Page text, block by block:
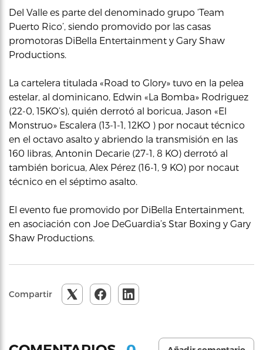
Del Valle es parte del denominado grupo ‘Team
Puerto Rico’, siendo promovido por las casas
promotoras DiBella Entertainment y Gary Shaw
Productions.
La cartelera titulada «Road to Glory» tuvo en la pelea
estelar, al dominicano, Edwin «La Bomba» Rodriguez
(22-0, 15KO’s), quién derrotó al boricua, Jason «El
Monstruo» Escalera (13-1-1, 12KO ) por nocaut técnico
en el octavo asalto y abriendo la transmisión en las
160 libras, Antonin Decarie (27-1, 8 KO) derrotó al
también boricua, Alex Pérez (16-1, 9 KO) por nocaut
técnico en el séptimo asalto.
El evento fue promovido por DiBella Entertainment,
en asociación con Joe DeGuardia’s Star Boxing y Gary
Shaw Productions.
Compartir